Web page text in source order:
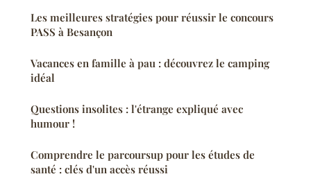
Les meilleures stratégies pour réussir le concours
PASS à Besançon
Vacances en famille à pau : découvrez le camping
idéal
Questions insolites : l'étrange expliqué avec
humour !
Comprendre le parcoursup pour les études de
santé : clés d'un accès réussi